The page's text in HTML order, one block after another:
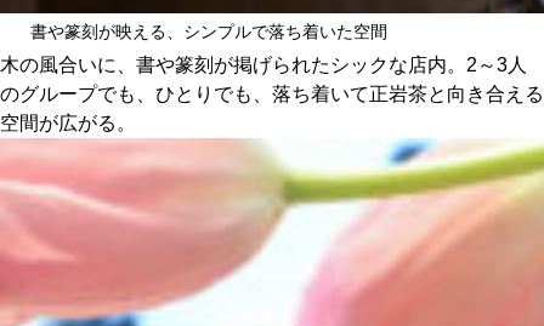
書や篆刻が映える、シンプルで落ち着いた空間
木の風合いに、書や篆刻が掲げられたシックな店内。2～3人
のグループでも、ひとりでも、落ち着いて正岩茶と向き合える
空間が広がる。